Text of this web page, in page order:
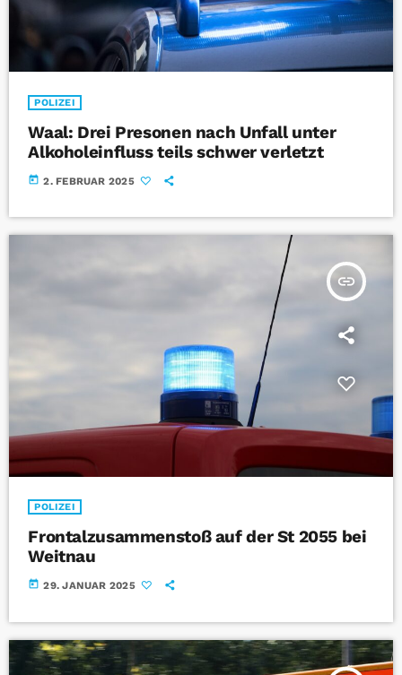
POLIZEI
Waal: Drei Presonen nach Unfall unter
Alkoholeinfluss teils schwer verletzt
today 2. FEBRUAR 2025
insert_link
POLIZEI
Frontalzusammenstoß auf der St 2055 bei
Weitnau
today 29. JANUAR 2025